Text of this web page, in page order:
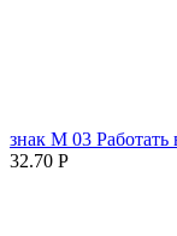
знак М 03
32.70 Р